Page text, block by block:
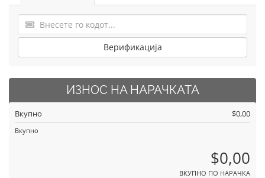
Верификација
ИЗНОС НА НАРАЧКАТА
Вкупно $0,00
Вкупно
$0,00
ВКУПНО ПО НАРАЧКА